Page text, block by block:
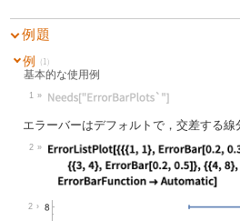
例題
例 (1)
基本的な使用例
1
Wolfram Language code:
エラーバーはデフォルトで，交差する線
2
Wolfram Language code:
2